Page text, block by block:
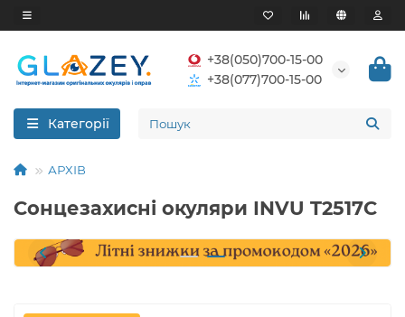
+38(050)700-15-00
+38(077)700-15-00
Категорії
АРХІВ
Сонцезахисні окуляри INVU T2517C